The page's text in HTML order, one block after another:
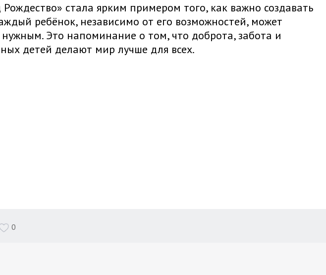
стала ярким примером того, как важно создавать
ребёнок, независимо от его возможностей, может
нужным. Это напоминание о том, что доброта, забота и
детей делают мир лучше для всех.
0